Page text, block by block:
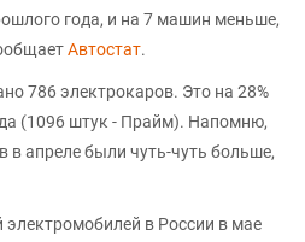
года, и на 7 машин меньше,
Автостат.
786 электрокаров. Это на 28%
(1096 штук - Прайм). Напомню,
в апреле были чуть-чуть больше,
в России в мае